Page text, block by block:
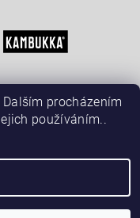
vyhrazena
procházením
používáním..